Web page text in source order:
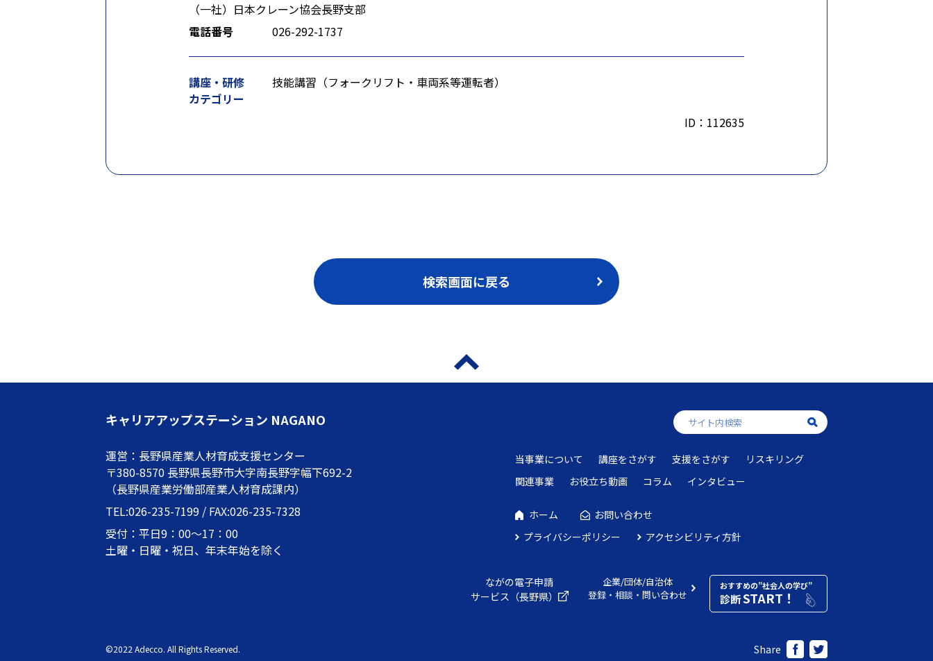
（一社）日本クレーン協会長野支部
電話番号
026-292-1737
講座・研修
カテゴリー
技能講習（フォークリフト・車両系等運転者）
ID：112635
検索画面に戻る
キャリアアップステーション NAGANO
運営：長野県産業人材育成支援センター
〒380-8570 長野県長野市大字南長野字幅下692-2
（長野県産業労働部産業人材育成課内）
TEL:026-235-7199 / FAX:026-235-7328
受付：平日9：00～17：00
土曜・日曜・祝日、年末年始を除く
当事業について 講座をさがす 支援をさがす
リスキリング
関連事業
お役立ち動画 コラム インタビュー
ホーム
お問い合わせ
プライバシーポリシー
アクセシビリティ方針
ながの電子申請
サービス（長野県）
企業/団体/自治体
登録・相談・問い合わせ
おすすめの”社会人の学び”
診断START！
Share
©2022 Adecco. All Rights Reserved.